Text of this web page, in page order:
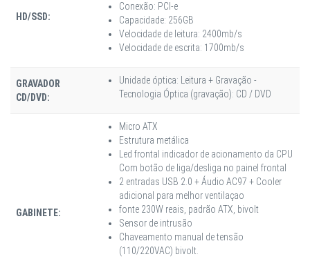
HD/SSD:
Conexão: PCI-e
Capacidade: 256GB
Velocidade de leitura: 2400mb/s
Velocidade de escrita: 1700mb/s
GRAVADOR
CD/DVD:
Unidade óptica: Leitura + Gravação -
Tecnologia Óptica (gravação): CD / DVD
GABINETE:
Micro ATX
Estrutura metálica
Led frontal indicador de acionamento da CPU
Com botão de liga/desliga no painel frontal
2 entradas USB 2.0 + Áudio AC97 + Cooler
adicional para melhor ventilaçao
fonte 230W reais, padrão ATX, bivolt
Sensor de intrusão
Chaveamento manual de tensão
(110/220VAC) bivolt.